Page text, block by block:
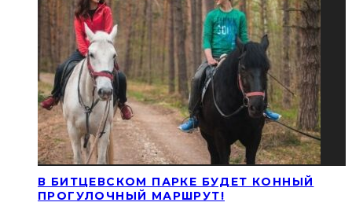
В БИТЦЕВСКОМ ПАРКЕ БУДЕТ КОННЫЙ
ПРОГУЛОЧНЫЙ МАРШРУТ!